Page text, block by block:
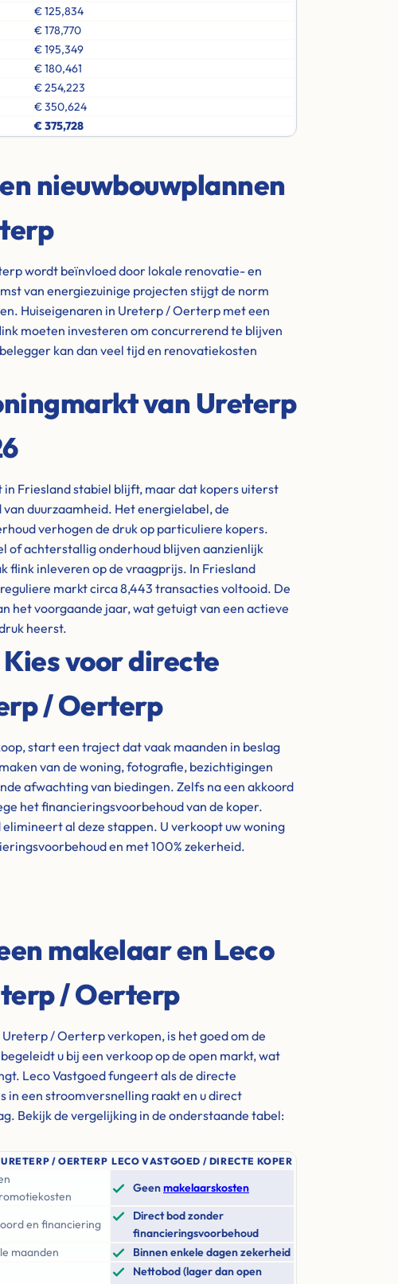
€ 125,834
€ 178,770
€ 195,349
€ 180,461
€ 254,223
€ 350,624
€ 375,728
nieuwbouwplannen
wordt beïnvloed door lokale renovatie- en
van energiezuinige projecten stijgt de norm
Huiseigenaren in Ureterp / Oerterp met een
moeten investeren om concurrerend te blijven
kan dan veel tijd en renovatiekosten
van Ureterp
in Friesland stabiel blijft, maar dat kopers uiterst
duurzaamheid. Het energielabel, de
verhogen de druk op particuliere kopers.
of achterstallig onderhoud blijven aanzienlijk
flink inleveren op de vraagprijs. In Friesland
markt circa 8,443 transacties voltooid. De
het voorgaande jaar, wat getuigt van een actieve
heerst.
voor directe
/ Oerterp
start een traject dat vaak maanden in beslag
van de woning, fotografie, bezichtigingen
afwachting van biedingen. Zelfs na een akkoord
het financieringsvoorbehoud van de koper.
al deze stappen. U verkoopt uw woning
en met 100% zekerheid.
makelaar en Leco
/ Oerterp
Ureterp / Oerterp verkopen, is het goed om de
u bij een verkoop op de open markt, wat
Leco Vastgoed fungeert als de directe
in een stroomversnelling raakt en u direct
Bekijk de vergelijking in de onderstaande tabel:
/ OERTERP LECO VASTGOED / DIRECTE KOPER
Geenmakelaarskosten
en financiering
Direct bod zonder
financieringsvoorbehoud
maanden Binnen enkele dagen zekerheid
Nettobod (lager dan open